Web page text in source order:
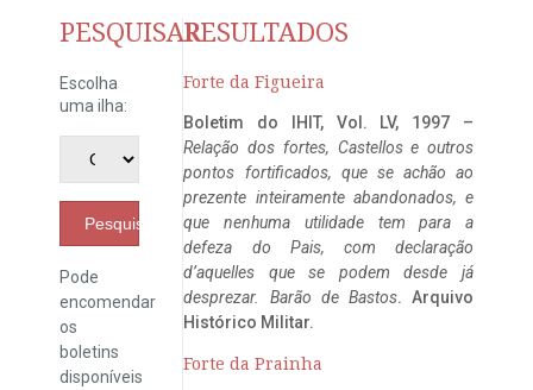
PESQUISAR
Escolha
uma ilha:
Pesquisar
Pode
encomendar
os
boletins
disponíveis
RESULTADOS
Forte da Figueira
Boletim do IHIT, Vol. LV, 1997 –
Relação dos fortes, Castellos e outros
pontos fortificados, que se achão ao
prezente inteiramente abandonados, e
que nenhuma utilidade tem para a
defeza do Pais, com declaração
d’aquelles que se podem desde já
desprezar. Barão de Bastos. Arquivo
Histórico Militar.
Forte da Prainha